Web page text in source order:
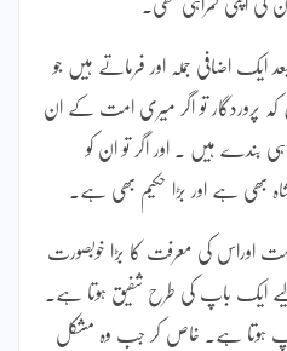
اضافی جملہ اور فرماتے ہیں جو
کہ پروردگار تو اگر میری امت کے ان
بندے ہیں ۔ اور اگر تو ان کو
بھی ہے اور بڑا حکیم بھی ہے۔
اوراس کی معرفت کا بڑا خوبصورت
ایک باپ کی طرح شفیق ہوتا ہے۔
ہوتا ہے۔ خاص کر جب وہ مشکل